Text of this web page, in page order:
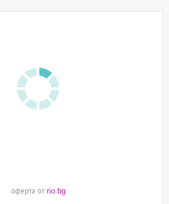
оферта от rio.bg